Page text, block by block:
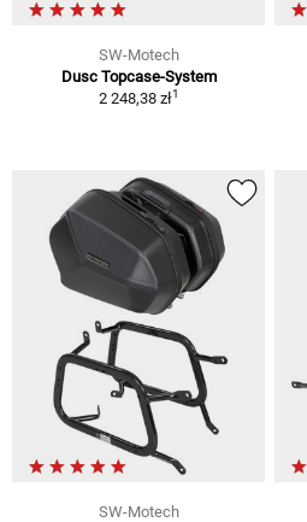
SW-Motech
Dusc Topcase-System
2 248,38 zł1
SW-Motech